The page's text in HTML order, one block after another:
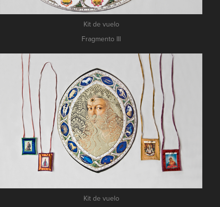
Kit de vuelo
Fragmento III
Kit de vuelo